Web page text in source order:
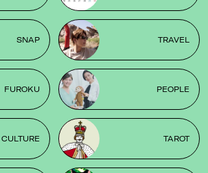
SNAP TRAVEL
FUROKU PEOPLE
CULTURE TAROT